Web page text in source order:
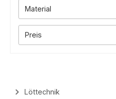
Material
Preis
Löttechnik